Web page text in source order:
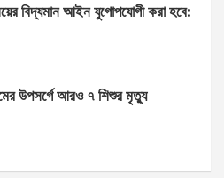
বিদ্যমান আইন যুগোপযোগী করা হবে:
উপসর্গে আরও ৭ শিশুর মৃত্যু